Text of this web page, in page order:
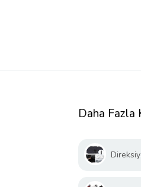
Daha Fazla